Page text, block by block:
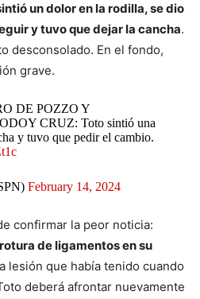
un dolor en la rodilla, se dio
y tuvo que dejar la cancha.
desconsolado. En el fondo,
grave.
DE POZZO Y
CRUZ: Toto sintió una
y tuvo que pedir el cambio.
February 14, 2024
confirmar la peor noticia:
de ligamentos en su
lesión que había tenido cuando
deberá afrontar nuevamente